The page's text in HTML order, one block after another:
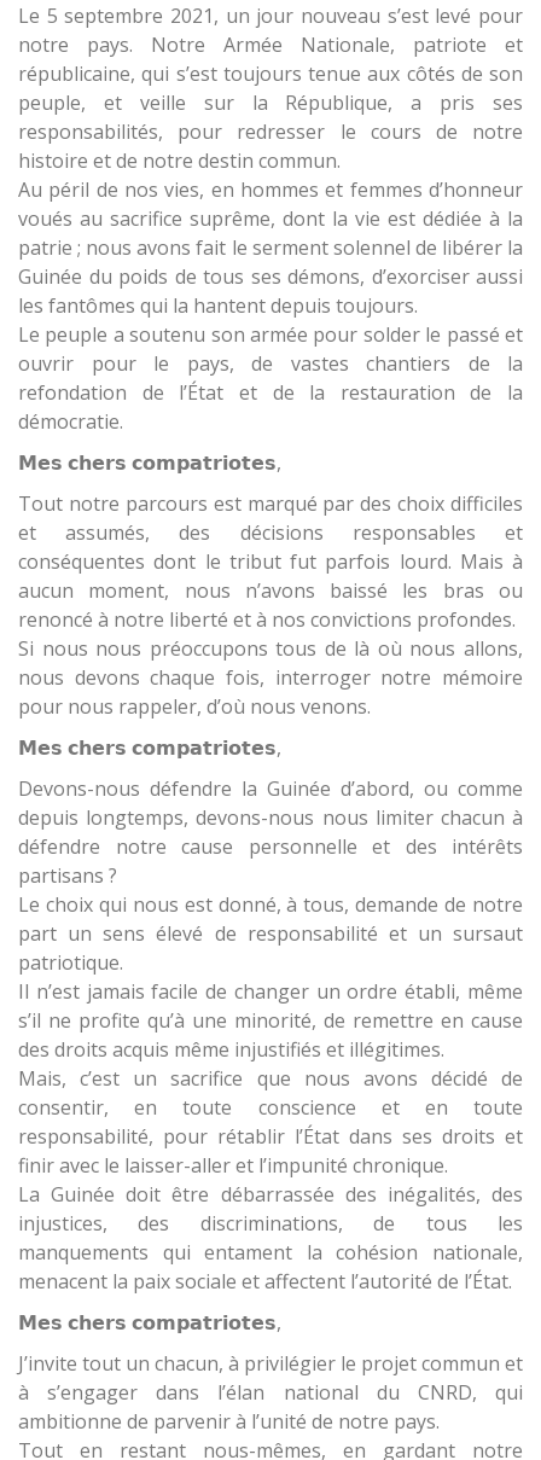
Le 5 septembre 2021, un jour nouveau s’est levé pour
notre pays. Notre Armée Nationale, patriote et
républicaine, qui s’est toujours tenue aux côtés de son
peuple, et veille sur la République, a pris ses
responsabilités, pour redresser le cours de notre
histoire et de notre destin commun.
Au péril de nos vies, en hommes et femmes d’honneur
voués au sacrifice suprême, dont la vie est dédiée à la
patrie ; nous avons fait le serment solennel de libérer la
Guinée du poids de tous ses démons, d’exorciser aussi
les fantômes qui la hantent depuis toujours.
Le peuple a soutenu son armée pour solder le passé et
ouvrir pour le pays, de vastes chantiers de la
refondation de l’État et de la restauration de la
démocratie.
𝗠𝗲𝘀 𝗰𝗵𝗲𝗿𝘀 𝗰𝗼𝗺𝗽𝗮𝘁𝗿𝗶𝗼𝘁𝗲𝘀,
Tout notre parcours est marqué par des choix difficiles
et assumés, des décisions responsables et
conséquentes dont le tribut fut parfois lourd. Mais à
aucun moment, nous n’avons baissé les bras ou
renoncé à notre liberté et à nos convictions profondes.
Si nous nous préoccupons tous de là où nous allons,
nous devons chaque fois, interroger notre mémoire
pour nous rappeler, d’où nous venons.
𝗠𝗲𝘀 𝗰𝗵𝗲𝗿𝘀 𝗰𝗼𝗺𝗽𝗮𝘁𝗿𝗶𝗼𝘁𝗲𝘀,
Devons-nous défendre la Guinée d’abord, ou comme
depuis longtemps, devons-nous nous limiter chacun à
défendre notre cause personnelle et des intérêts
partisans ?
Le choix qui nous est donné, à tous, demande de notre
part un sens élevé de responsabilité et un sursaut
patriotique.
Il n’est jamais facile de changer un ordre établi, même
s’il ne profite qu’à une minorité, de remettre en cause
des droits acquis même injustifiés et illégitimes.
Mais, c’est un sacrifice que nous avons décidé de
consentir, en toute conscience et en toute
responsabilité, pour rétablir l’État dans ses droits et
finir avec le laisser-aller et l’impunité chronique.
La Guinée doit être débarrassée des inégalités, des
injustices, des discriminations, de tous les
manquements qui entament la cohésion nationale,
menacent la paix sociale et affectent l’autorité de l’État.
𝗠𝗲𝘀 𝗰𝗵𝗲𝗿𝘀 𝗰𝗼𝗺𝗽𝗮𝘁𝗿𝗶𝗼𝘁𝗲𝘀,
J’invite tout un chacun, à privilégier le projet commun et
à s’engager dans l’élan national du CNRD, qui
ambitionne de parvenir à l’unité de notre pays.
Tout en restant nous-mêmes, en gardant notre